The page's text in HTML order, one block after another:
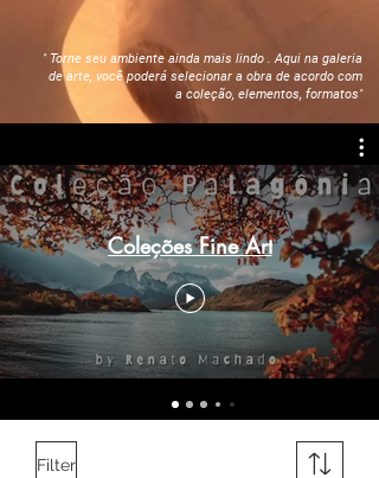
" Torne seu ambiente ainda mais lindo . Aqui na galeria
de arte, você poderá selecionar a obra de acordo com
a coleção, elementos, formatos"
Coleções Fine Art
Filter